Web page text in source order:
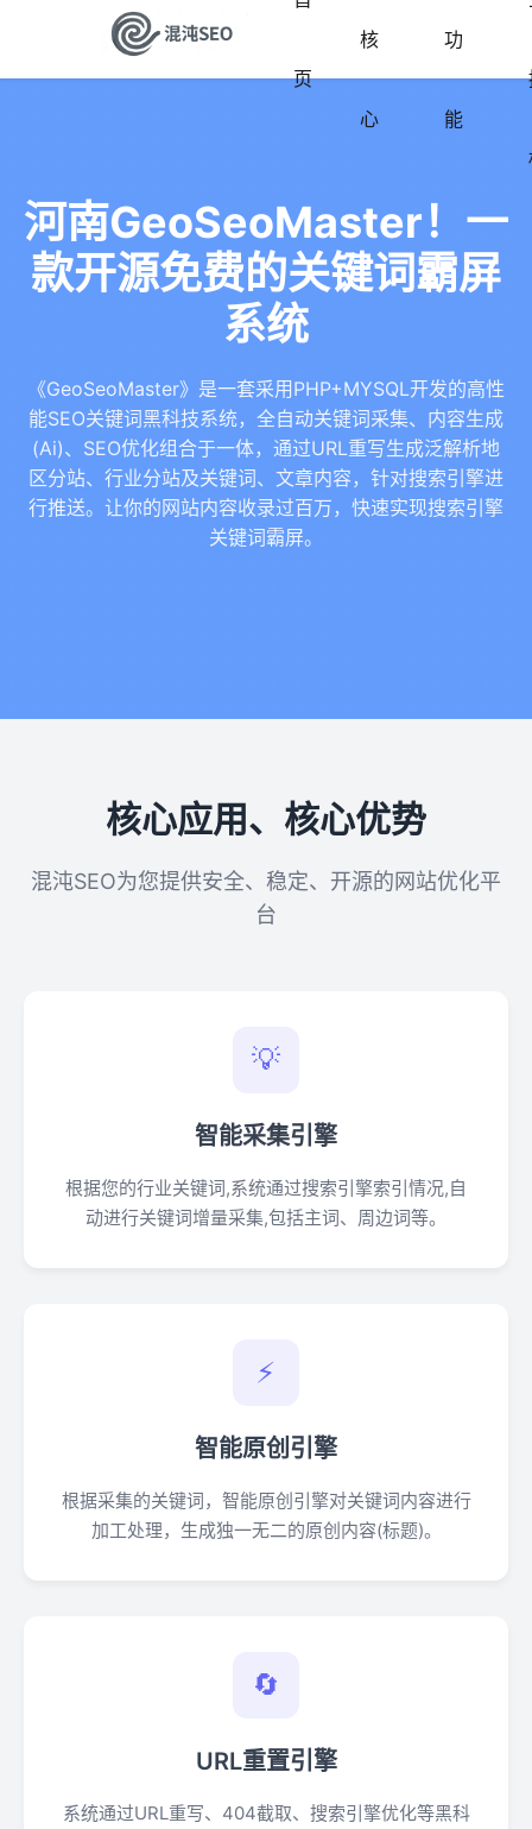
页
核
心
功
能
河南GeoSeoMaster！一
款开源免费的关键词霸屏
系统
《GeoSeoMaster》是一套采用PHP+MYSQL开发的高性
能SEO关键词黑科技系统，全自动关键词采集、内容生成
(Ai)、SEO优化组合于一体，通过URL重写生成泛解析地
区分站、行业分站及关键词、文章内容，针对搜索引擎进
行推送。让你的网站内容收录过百万，快速实现搜索引擎
关键词霸屏。
核心应用、核心优势
混沌SEO为您提供安全、稳定、开源的网站优化平
台
💡
智能采集引擎
根据您的行业关键词,系统通过搜索引擎索引情况,自
动进行关键词增量采集,包括主词、周边词等。
⚡
智能原创引擎
根据采集的关键词，智能原创引擎对关键词内容进行
加工处理，生成独一无二的原创内容(标题)。
🔄
URL重置引擎
系统通过URL重写、404截取、搜索引擎优化等黑科